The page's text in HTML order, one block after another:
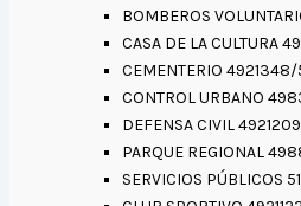
BOMBEROS
CASA DE LA CULTURA
CEMENTERIO 4921348/
CONTROL URBANO
DEFENSA CIVIL
PARQUE REGIONAL
SERVICIOS PÚBLICOS